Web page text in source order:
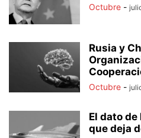
Octubre -
Rusia y
Octubre -
El dato de
que deja